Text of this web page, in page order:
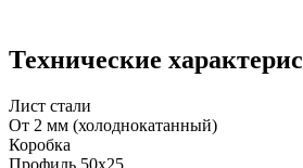
Технические
Лист стали
От 2 мм (холоднокатанный)
Коробка
Профиль 50х25